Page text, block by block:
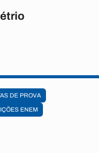
DE PROVA
ENEM